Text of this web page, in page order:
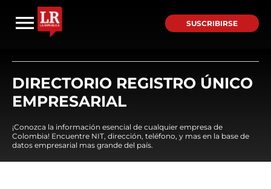
SUSCRIBIRSE
DIRECTORIO REGISTRO ÚNICO
EMPRESARIAL
¡Conozca la información esencial de cualquier empresa de
Colombia! Encuentre NIT, dirección, teléfono, y mas en la base de
datos empresarial mas grande del país.